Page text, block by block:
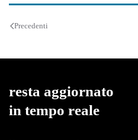
Precedenti
resta aggiornato
in tempo reale